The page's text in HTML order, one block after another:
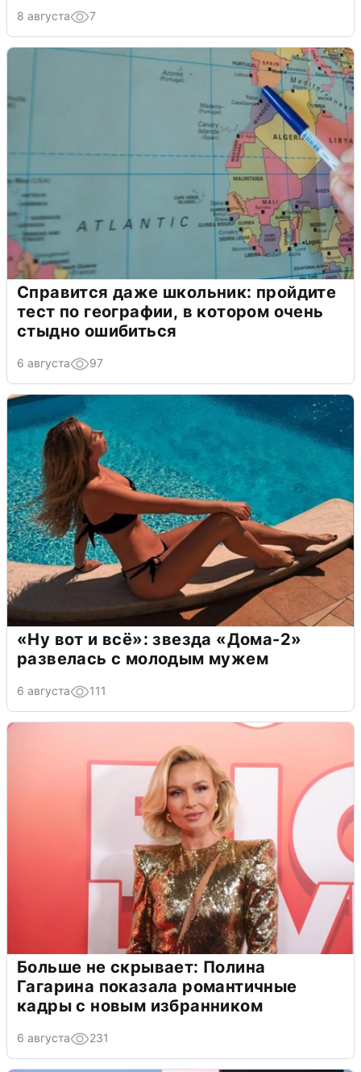
8 августа 7
Справится даже школьник: пройдите
тест по географии, в котором очень
стыдно ошибиться
6 августа 97
«Ну вот и всё»: звезда «Дома-2»
развелась с молодым мужем
6 августа 111
Больше не скрывает: Полина
Гагарина показала романтичные
кадры с новым избранником
6 августа 231